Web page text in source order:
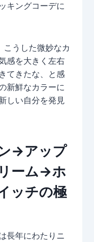
キングコーデに
こうした微妙なカ
感を大きく左右
てきたな、と感
新鮮なカラーに
しい自分を発見
→アップ
ーム→ホ
ッチの極
長年にわたりニ